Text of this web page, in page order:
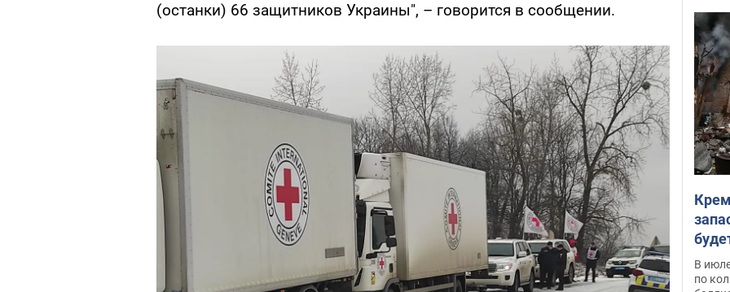
(останки) 66 защитников Украины", – говорится в сообщении.
В
по